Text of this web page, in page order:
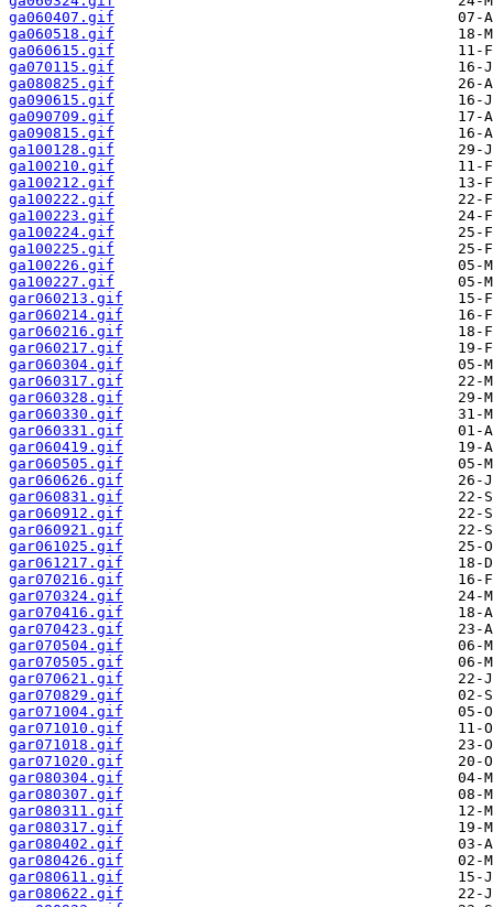
ga060407.gif
ga060518.gif
ga060615.gif
ga070115.gif
ga080825.gif
ga090615.gif
ga090709.gif
ga090815.gif
ga100128.gif
ga100210.gif
ga100212.gif
ga100222.gif
ga100223.gif
ga100224.gif
ga100225.gif
ga100226.gif
ga100227.gif
gar060213.gif
gar060214.gif
gar060216.gif
gar060217.gif
gar060304.gif
gar060317.gif
gar060328.gif
gar060330.gif
gar060331.gif
gar060419.gif
gar060505.gif
gar060626.gif
gar060831.gif
gar060912.gif
gar060921.gif
gar061025.gif
gar061217.gif
gar070216.gif
gar070324.gif
gar070416.gif
gar070423.gif
gar070504.gif
gar070505.gif
gar070621.gif
gar070829.gif
gar071004.gif
gar071010.gif
gar071018.gif
gar071020.gif
gar080304.gif
gar080307.gif
gar080311.gif
gar080317.gif
gar080402.gif
gar080426.gif
gar080611.gif
gar080622.gif